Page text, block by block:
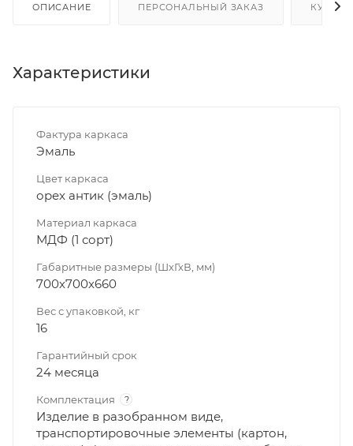
ОПИСАНИЕ ПЕРСОНАЛЬНЫЙ ЗАКАЗ
Характеристики
Фактура каркаса
Эмаль
Цвет каркаса
орех антик (эмаль)
Материал каркаса
МДФ (1 сорт)
Габаритные размеры (ШхГхВ, мм)
700х700х660
Вес с упаковкой, кг
16
Гарантийный срок
24 месяца
Комплектация ?
Изделие в разобранном виде,
транспортировочные элементы (картон,